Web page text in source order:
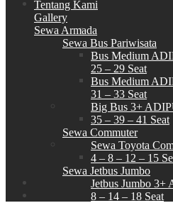
Tentang Kami
Gallery
Sewa Armada
Sewa Bus Pariwisata
Bus Medium
25 – 29 Seat
Bus Medium
31 – 33 Seat
Big Bus 3+
35 – 39 – 41 Seat
Sewa Commuter
Sewa Toyota
4 – 8 – 12 – 15
Sewa Jetbus Jumbo
Jetbus Jumbo 3+
8 – 14 – 18 Seat